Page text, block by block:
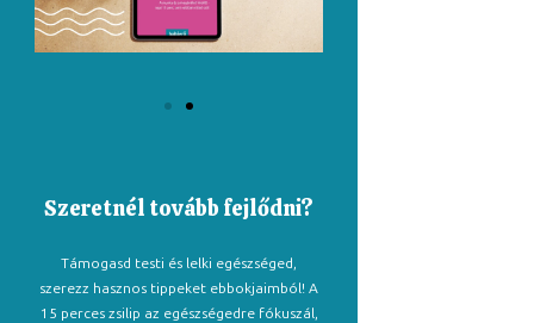
Szeretnél tovább fejlődni?
Támogasd testi és lelki egészséged,
szerezz hasznos tippeket ebbokjaimból! A
15 perces zsilip az egészségedre fókuszál,